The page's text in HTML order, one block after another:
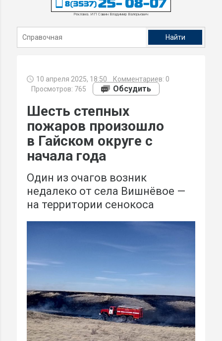
Реклама. ИП Савин Владимир Валерьевич
10 апреля 2025, 18:50 Комментариев: 0
Просмотров: 765
Обсудить
Шесть степных
пожаров произошло
в Гайском округе с
начала года
Один из очагов возник
недалеко от села Вишнёвое —
на территории сенокоса